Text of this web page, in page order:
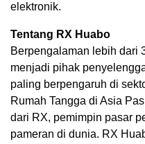
elektronik.
Tentang RX Huabo
Berpengalaman lebih dari
menjadi pihak
paling berpengaruh di
Rumah Tangga di Asia
dari RX, pemimpin pasar
pameran di dunia. RX